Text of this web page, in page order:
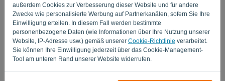
außerdem Cookies zur Verbesserung dieser Website und für andere
Zwecke wie personalisierte Werbung auf Partnerkanälen, sofern Sie Ihre
Einwilligung erteilen. In diesem Fall werden bestimmte
personenbezogene Daten (wie Informationen über Ihre Nutzung unserer
Website, IP-Adresse usw.) gemäß unserer Cookie-Richtlinie verarbeitet.
Sie können Ihre Einwilligung jederzeit über das Cookie-Management-
Tool am unteren Rand unserer Website widerrufen.
ANMELDEN